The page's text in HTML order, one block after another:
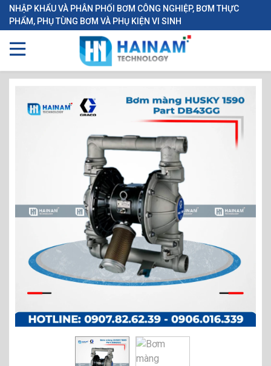
NHẬP KHẨU VÀ PHÂN PHỐI BƠM CÔNG NGHIỆP, BƠM THỰC
PHẨM, PHỤ TÙNG BƠM VÀ PHỤ KIỆN VI SINH